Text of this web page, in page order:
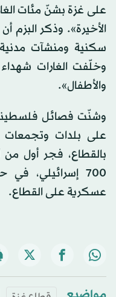
على غزة بشنّ مئات
الأخيرة». وذكر البزم
سكنية ومنشآت
وخلّفت الغارات
والأطفال».
وشنّت فصائل
على بلدات
بالقطاع، فجر أول
700 إسرائيلي،
عسكرية على القطاع.